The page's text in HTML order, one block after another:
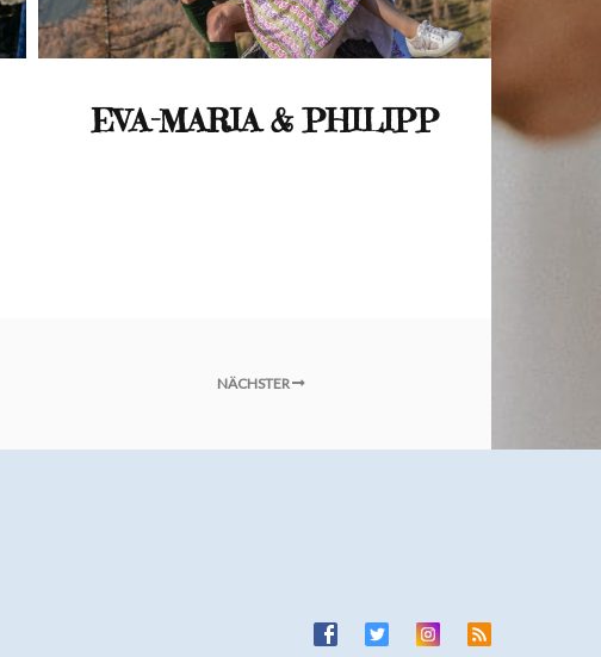
EVA-MARIA & PHILIPP
NÄCHSTER